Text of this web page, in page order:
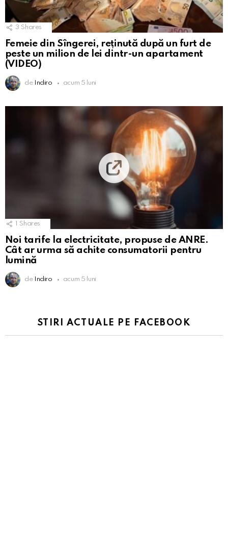
3 Shares
Femeie din Sîngerei, reținută după un furt de
peste un milion de lei dintr-un apartament
(VIDEO)
de Indiro acum 5 luni
Shares
Noi tarife la electricitate, propuse de ANRE.
Cât ar urma să achite consumatorii pentru
lumină
de Indiro acum 5 luni
STIRI ACTUALE PE FACEBOOK